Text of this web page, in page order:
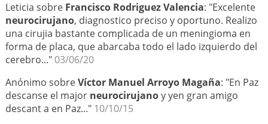
Leticia sobre Francisco Rodriguez Valencia: "Excelente
neurocirujano, diagnostico preciso y oportuno. Realizo
una cirujia bastante complicada de un meningioma en
forma de placa, que abarcaba todo el lado izquierdo del
cerebro..." 03/06/20
Anónimo sobreVíctor Manuel Arroyo Magaña: "En Paz
descanse el major neurocirujanoy yen gran amigo
descant a en Paz..." 10/10/15